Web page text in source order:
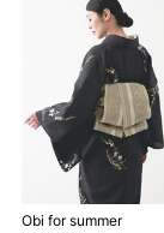
1 寸法は鯨尺（
られた道具で
単位：１尺＝
2 鯨尺寸法とな
す。
3 反物の巾によ
その際は、目
Obi for summer